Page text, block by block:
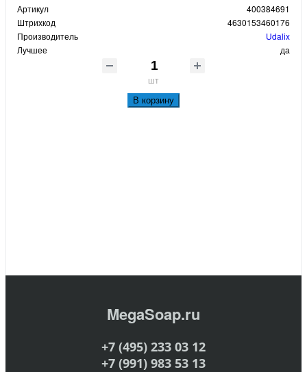
Артикул
400384691
Штрихкод
4630153460176
Производитель
Udalix
Лучшее
да
шт
В корзину
MegaSoap.ru
+7 (495) 233 03 12
+7 (991) 983 53 13